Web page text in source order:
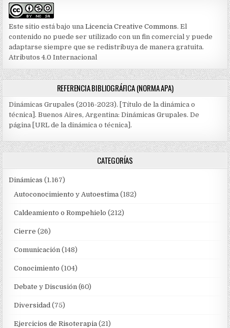
Este sitio está bajo unaLicencia Creative Commons. El
contenido no puede ser utilizado con un fin comercial y puede
adaptarse siempre que se redistribuya de manera gratuita.
Atributos 4.0 Internacional
REFERENCIA BIBLIOGRÁFICA (NORMA APA)
Dinámicas Grupales (2016-2023). [Título de la dinámica o
técnica]. Buenos Aires, Argentina: Dinámicas Grupales. De
página [URL de la dinámica o técnica].
CATEGORÍAS
Dinámicas (1.167)
Autoconocimiento y Autoestima (182)
Caldeamiento o Rompehielo (212)
Cierre (26)
Comunicación (148)
Conocimiento (104)
Debate y Discusión (60)
Diversidad (75)
Ejercicios de Risoterapia (21)